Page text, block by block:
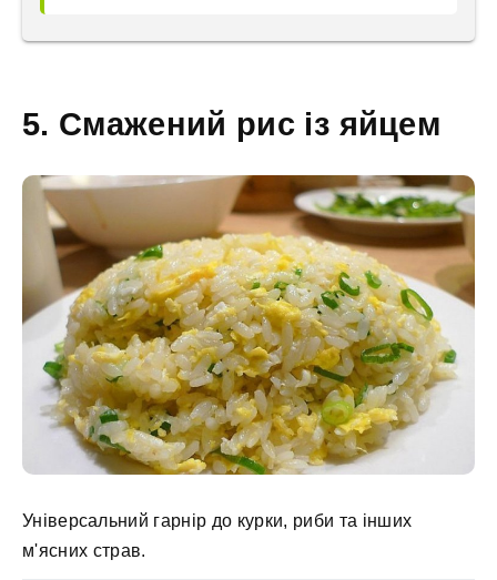
5. Смажений рис із яйцем
Універсальний гарнір до курки, риби та інших
м'ясних страв.